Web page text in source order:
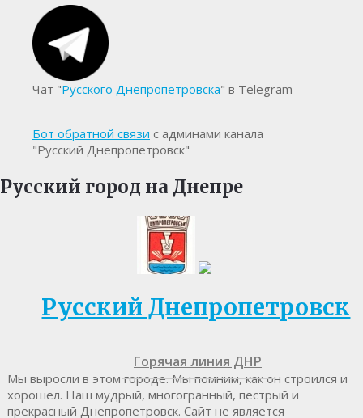
Чат "Русского Днепропетровска" в Telegram
Бот обратной связи с админами канала
"Русский Днепропетровск"
Русский город на Днепре
Русский Днепропетровск
Горячая линия ДНР
Мы выросли в этом городе. Мы помним, как он строился и
хорошел. Наш мудрый, многогранный, пестрый и
прекрасный Днепропетровск. Cайт не является